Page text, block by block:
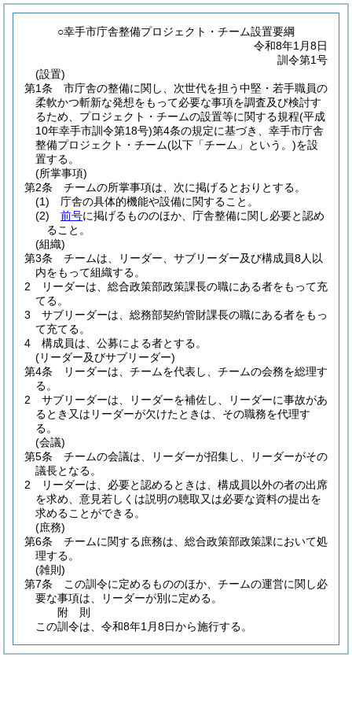
○幸手市庁舎整備プロジェクト・チーム設置要綱
令和8年1月8日
訓令第1号
(設置)
第1条
市庁舎の整備に関し、次世代を担う中堅・若手職員の
柔軟かつ斬新な発想をもって必要な事項を調査及び検討す
るため、プロジェクト・チームの設置等に関する規程(平成
10年幸手市訓令第18号)第4条の規定に基づき、幸手市庁舎
整備プロジェクト・チーム(以下「チーム」という。)を設
置する。
(所掌事項)
第2条
チームの所掌事項は、次に掲げるとおりとする。
(1)
庁舎の具体的機能や設備に関すること。
(2)
前号に掲げるもののほか、庁舎整備に関し必要と認め
ること。
(組織)
第3条
チームは、リーダー、サブリーダー及び構成員8人以
内をもって組織する。
2
リーダーは、総合政策部政策課長の職にある者をもって充
てる。
3
サブリーダーは、総務部契約管財課長の職にある者をもっ
て充てる。
4
構成員は、公募による者とする。
(リーダー及びサブリーダー)
第4条
リーダーは、チームを代表し、チームの会務を総理す
る。
2
サブリーダーは、リーダーを補佐し、リーダーに事故があ
るとき又はリーダーが欠けたときは、その職務を代理す
る。
(会議)
第5条
チームの会議は、リーダーが招集し、リーダーがその
議長となる。
2
リーダーは、必要と認めるときは、構成員以外の者の出席
を求め、意見若しくは説明の聴取又は必要な資料の提出を
求めることができる。
(庶務)
第6条
チームに関する庶務は、総合政策部政策課において処
理する。
(雑則)
第7条
この訓令に定めるもののほか、チームの運営に関し必
要な事項は、リーダーが別に定める。
附 則
この訓令は、令和8年1月8日から施行する。